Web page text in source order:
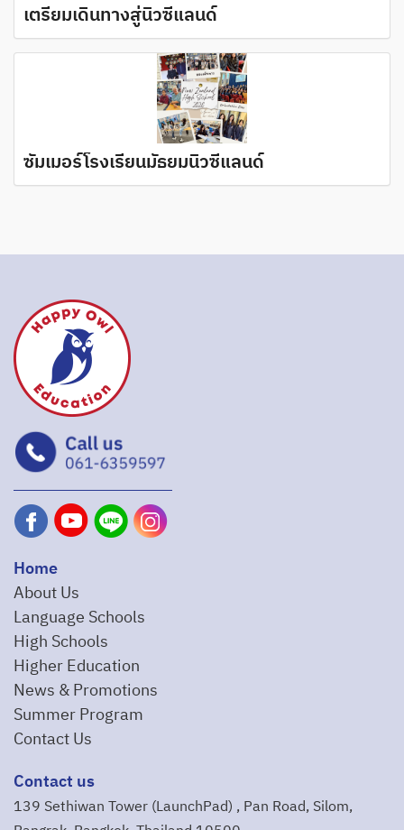
เตรียมเดินทางสู่นิวซีแลนด์
ซัมเมอร์โรงเรียนมัธยมนิวซีแลนด์
Home
About Us
Language Schools
High Schools
Higher Education
News & Promotions
Summer Program
Contact Us
Contact us
139 Sethiwan Tower (LaunchPad) , Pan Road, Silom,